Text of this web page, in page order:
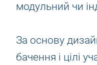
модульний чи
За основу
бачення і цілі